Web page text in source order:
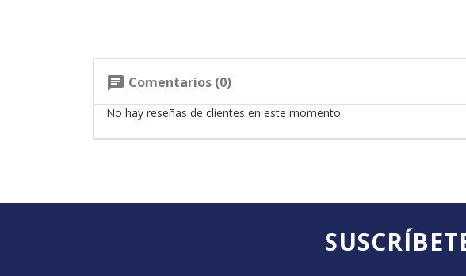
chat Comentarios (0)
No hay reseñas de clientes en este momento.